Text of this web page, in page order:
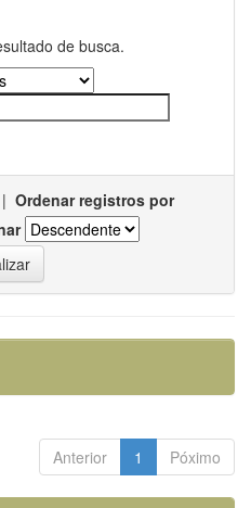
de busca.
| Ordenar registros por
Anterior 1 Póximo